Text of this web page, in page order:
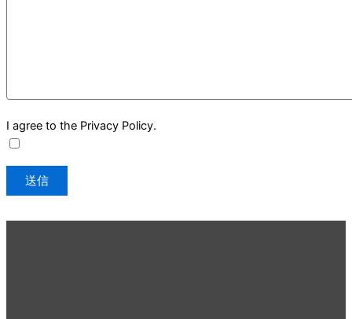
I agree to the Privacy Policy.